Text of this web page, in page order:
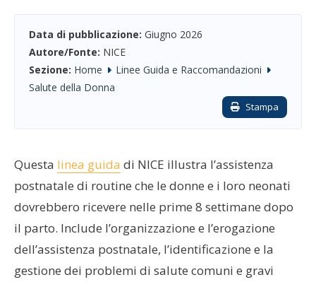
Data di pubblicazione: Giugno 2026
Autore/Fonte: NICE
Sezione: Home
Linee Guida e Raccomandazioni
Salute della Donna
Stampa
Questa linea guida di NICE illustra l’assistenza
postnatale di routine che le donne e i loro neonati
dovrebbero ricevere nelle prime 8 settimane dopo
il parto. Include l’organizzazione e l’erogazione
dell’assistenza postnatale, l’identificazione e la
gestione dei problemi di salute comuni e gravi